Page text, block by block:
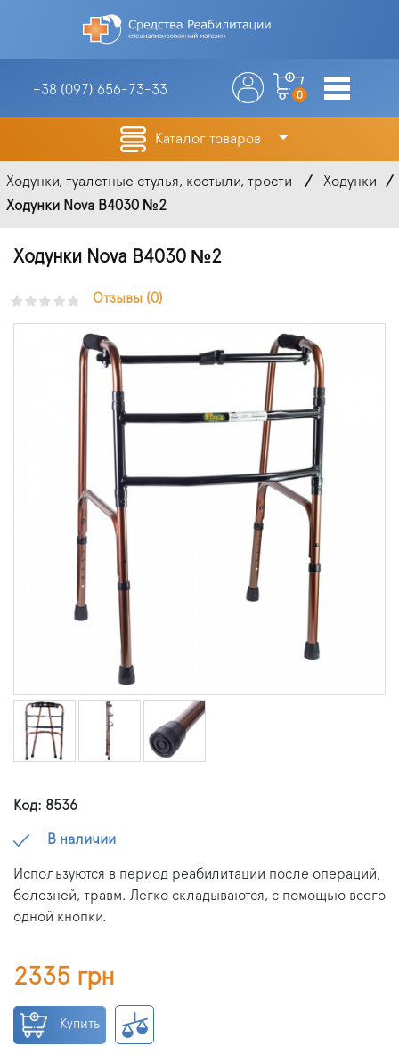
+38 (097) 656-73-33 0
Каталог товаров
Ходунки, туалетные стулья, костыли, трости
Ходунки
Ходунки Nova B4030 №2
Ходунки Nova B4030 №2
Отзывы (0)
Код: 8536
В наличии
Используются в период реабилитации после операций,
болезней, травм. Легко складываются, с помощью всего
одной кнопки.
2335 грн
Купить